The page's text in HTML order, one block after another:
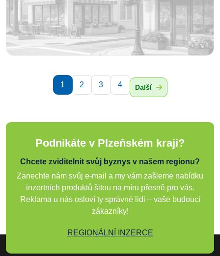
1 2 3 4 Další
Podnikáte v Plzeňském kraji?
Chcete zviditelnit svůj byznys v našem regionu?
Zanechte nám svůj e-mail a my vám zašleme nabídku
inzertních produktů šitou na míru přesně pro vás.
Reklama u nás osloví ty správné lidi – vaše budoucí
zákazníky!
REGIONÁLNÍ INZERCE